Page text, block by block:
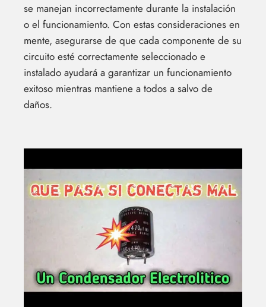
se manejan incorrectamente durante la instalación
o el funcionamiento. Con estas consideraciones en
mente, asegurarse de que cada componente de su
circuito esté correctamente seleccionado e
instalado ayudará a garantizar un funcionamiento
exitoso mientras mantiene a todos a salvo de
daños.